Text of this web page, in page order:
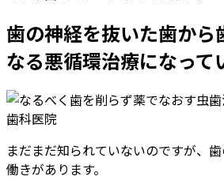
歯の神経を抜いた歯から
なる悪循環治療になって
まだまだ知られていないのですが、
働きがあります。